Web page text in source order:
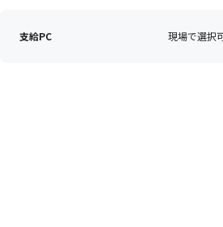
支給PC 現場で選択